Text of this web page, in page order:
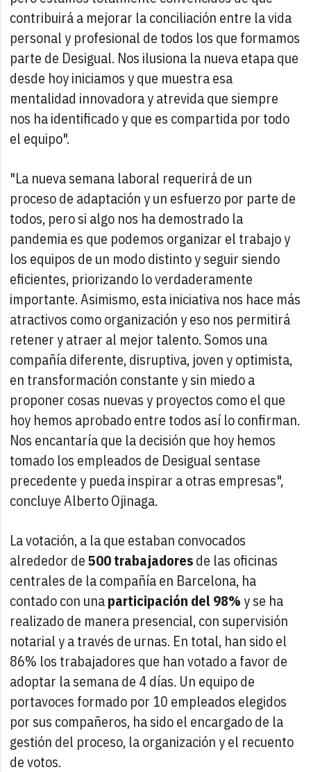
contribuirá a mejorar la conciliación entre la vida
personal y profesional de todos los que formamos
parte de Desigual. Nos ilusiona la nueva etapa que
desde hoy iniciamos y que muestra esa
mentalidad innovadora y atrevida que siempre
nos ha identificado y que es compartida por todo
el equipo".
"La nueva semana laboral requerirá de un
proceso de adaptación y un esfuerzo por parte de
todos, pero si algo nos ha demostrado la
pandemia es que podemos organizar el trabajo y
los equipos de un modo distinto y seguir siendo
eficientes, priorizando lo verdaderamente
importante. Asimismo, esta iniciativa nos hace más
atractivos como organización y eso nos permitirá
retener y atraer al mejor talento. Somos una
compañía diferente, disruptiva, joven y optimista,
en transformación constante y sin miedo a
proponer cosas nuevas y proyectos como el que
hoy hemos aprobado entre todos así lo confirman.
Nos encantaría que la decisión que hoy hemos
tomado los empleados de Desigual sentase
precedente y pueda inspirar a otras empresas",
concluye Alberto Ojinaga.
La votación, a la que estaban convocados
alrededor de500 trabajadoresde las oficinas
centrales de la compañía en Barcelona, ha
contado con unaparticipación del 98%y se ha
realizado de manera presencial, con supervisión
notarial y a través de urnas. En total, han sido el
86% los trabajadores que han votado a favor de
adoptar la semana de 4 días. Un equipo de
portavoces formado por 10 empleados elegidos
por sus compañeros, ha sido el encargado de la
gestión del proceso, la organización y el recuento
de votos.